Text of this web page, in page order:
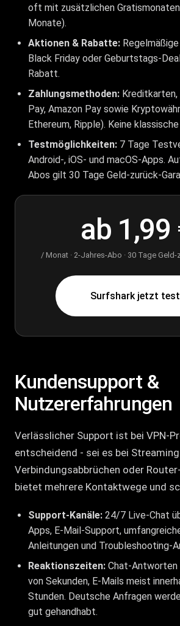
oft mit zusätzlichen Gratismonaten
Monate).
Aktionen & Rabatte:
Black Friday oder Geburtstags-
Rabatt.
Zahlungsmethoden: Kreditkarten,
Pay, Amazon Pay sowie
Ethereum, Ripple). Keine
Testmöglichkeiten: 7 Tage
Android-, iOS- und macOS-Apps.
Abos gilt 30 Tage Geld-zurück-
ab 1,99
/ Monat · 2-Jahres-Abo · 30 Tage
Surfshark jetzt
Kundensupport &
Nutzererfahrungen
Verlässlicher Support ist bei VPN-
entscheidend - sei es bei
Verbindungsabbrüchen oder
bietet mehrere Kontaktwege und
Support-Kanäle: 24/7 Live-Chat
Apps, E-Mail-Support,
Anleitungen und Troubleshooting-
Reaktionszeiten: Chat-Antworten
von Sekunden, E-Mails meist
Stunden. Deutsche Anfragen
gut gehandhabt.